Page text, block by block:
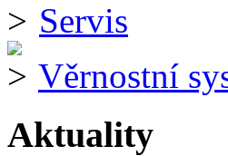
Servis
Věrnostní
Aktuality